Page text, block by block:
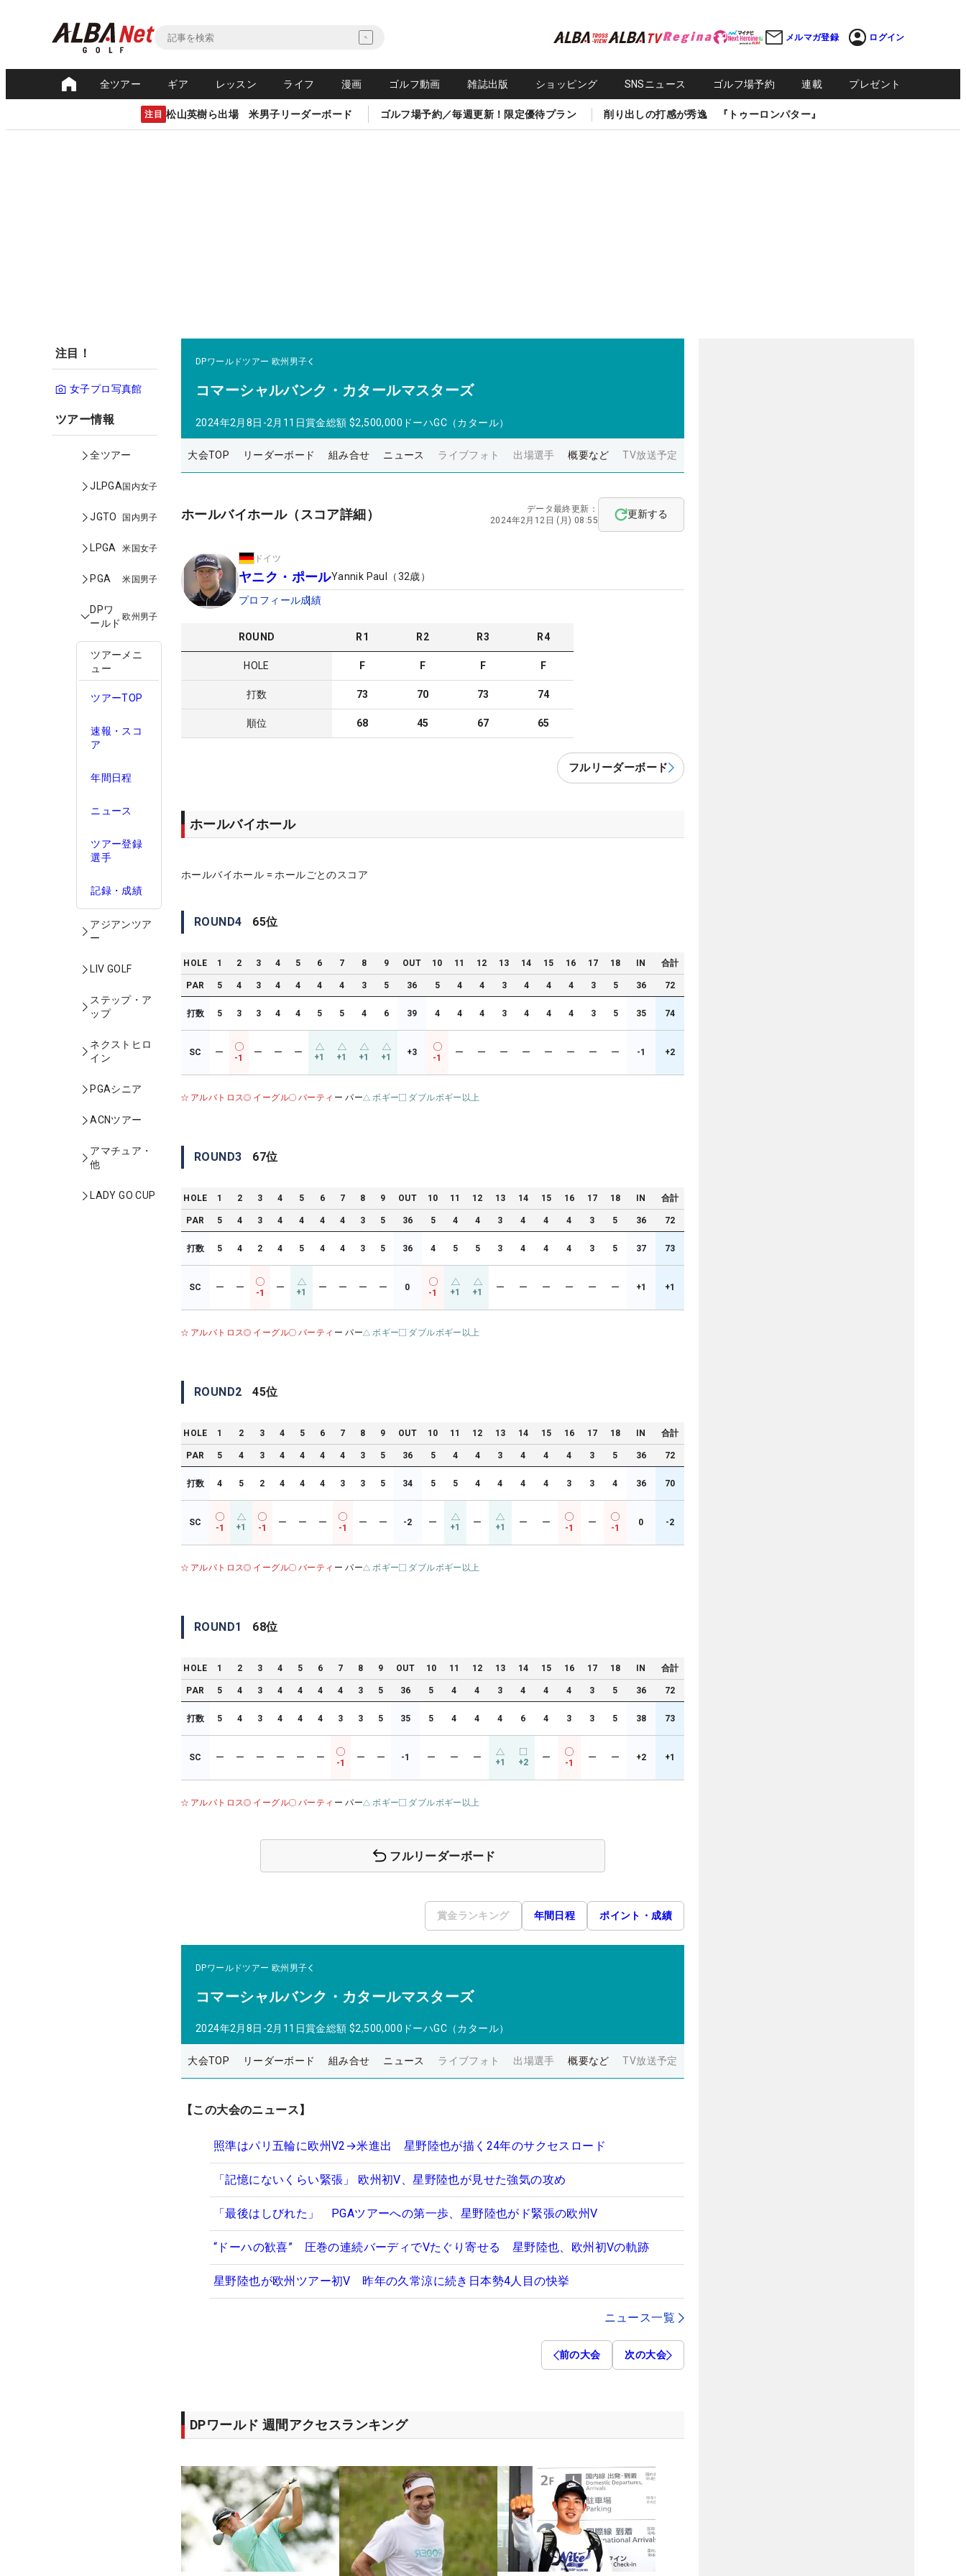
メルマガ登録 ログイン
全ツアー ギア レッスン ライフ 漫画 ゴルフ動画 雑誌出版 ショッピング SNSニュース ゴルフ場予約 連載 プレゼント
注目 松山英樹ら出場 米男子リーダーボード ゴルフ場予約／毎週更新！限定優待プラン 削り出しの打感が秀逸 『トゥーロンパター』
注目！
女子プロ写真館
ツアー情報
全ツアー
JLPGA国内女子
JGTO 国内男子
LPGA 米国女子
PGA 米国男子
DPワ
ールド
欧州男子
ツアーメニ
ュー
ツアーTOP
速報・スコ
ア
年間日程
ニュース
ツアー登録
選手
記録・成績
アジアンツア
ー
LIV GOLF
ステップ・ア
ップ
ネクストヒロ
イン
PGAシニア
ACNツアー
アマチュア・
他
LADY GO CUP
DPワールドツアー 欧州男子
コマーシャルバンク・カタールマスターズ
2024年2月8日-2月11日賞金総額 $2,500,000 ドーハGC（カタール）
大会TOP リーダーボード 組み合せ ニュース ライブフォト 出場選手 概要など TV放送予定
ホールバイホール（スコア詳細）
データ最終更新：
2024年2月12日 (月) 08:55
更新する
ドイツ
ヤニク・ポールYannik Paul （32歳）
プロフィール成績
ROUND R1 R2 R3 R4
HOLE F F F F
打数 73 70 73 74
順位 68 45 67 65
フルリーダーボード
ホールバイホール
ホールバイホール = ホールごとのスコア
ROUND4 65位
HOLE 1 2 3 4 5 6 7 8 9 OUT 10 11 12 13 14 15 16 17 18 IN 合計
PAR 5 4 3 4 4 4 4 3 5 36 5 4 4 3 4 4 4 3 5 36 72
打数 5 3 3 4 4 5 5 4 6 39 4 4 4 3 4 4 4 3 5 35 74
SC ー
-1
ー ー ー +1 +1 +1 +1 +3
-1
ー ー ー ー ー ー ー ー -1 +2
アルバトロス イーグル バーティ ー パー ボギー ダブルボギー以上
ROUND3 67位
HOLE 1 2 3 4 5 6 7 8 9 OUT 10 11 12 13 14 15 16 17 18 IN 合計
PAR 5 4 3 4 4 4 4 3 5 36 5 4 4 3 4 4 4 3 5 36 72
打数 5 4 2 4 5 4 4 3 5 36 4 5 5 3 4 4 4 3 5 37 73
SC ー ー
-1
ー +1 ー ー ー ー 0
-1 +1 +1 ー ー ー ー ー ー +1 +1
アルバトロス イーグル バーティ ー パー ボギー ダブルボギー以上
ROUND2 45位
HOLE 1 2 3 4 5 6 7 8 9 OUT 10 11 12 13 14 15 16 17 18 IN 合計
PAR 5 4 3 4 4 4 4 3 5 36 5 4 4 3 4 4 4 3 5 36 72
打数 4 5 2 4 4 4 3 3 5 34 5 5 4 4 4 4 3 3 4 36 70
SC
-1 +1 -1
ー ー ー
-1
ー ー -2 ー +1 ー +1 ー ー
-1
ー
-1
0 -2
アルバトロス イーグル バーティ ー パー ボギー ダブルボギー以上
ROUND1 68位
HOLE 1 2 3 4 5 6 7 8 9 OUT 10 11 12 13 14 15 16 17 18 IN 合計
PAR 5 4 3 4 4 4 4 3 5 36 5 4 4 3 4 4 4 3 5 36 72
打数 5 4 3 4 4 4 3 3 5 35 5 4 4 4 6 4 3 3 5 38 73
SC ー ー ー ー ー ー
-1
ー ー -1 ー ー ー +1 +2 ー
-1
ー ー +2 +1
アルバトロス イーグル バーティ ー パー ボギー ダブルボギー以上
フルリーダーボード
賞金ランキング 年間日程 ポイント・成績
DPワールドツアー 欧州男子
コマーシャルバンク・カタールマスターズ
2024年2月8日-2月11日賞金総額 $2,500,000 ドーハGC（カタール）
大会TOP リーダーボード 組み合せ ニュース ライブフォト 出場選手 概要など TV放送予定
【この大会のニュース】
照準はパリ五輪に欧州V2→米進出 星野陸也が描く24年のサクセスロード
「記憶にないくらい緊張」 欧州初V、星野陸也が見せた強気の攻め
「最後はしびれた」 PGAツアーへの第一歩、星野陸也がド緊張の欧州V
“ドーハの歓喜” 圧巻の連続バーディでVたぐり寄せる 星野陸也、欧州初Vの軌跡
星野陸也が欧州ツアー初V 昨年の久常涼に続き日本勢4人目の快挙
ニュース一覧
前の大会 次の大会
DPワールド 週間アクセスランキング